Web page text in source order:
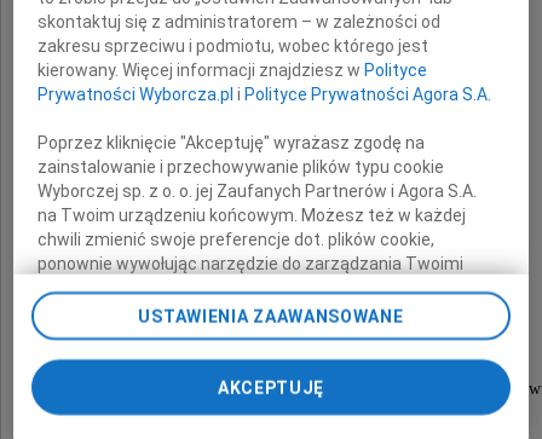
Panu
Tomaszowi Michalakowi
i Córce
Klaudii Michalak
z powodu śmierci Żony i Matki
Iwony Michalak
Odszedł wspaniały sędzia, dobry i szlachetny
skontaktuj się z administratorem – w zależności od
zakresu sprzeciwu i podmiotu, wobec którego jest
kierowany. Więcej informacji znajdziesz w Polityce
Prywatności Wyborcza.pl i Polityce Prywatności Agora S.A.
Poprzez kliknięcie "Akceptuję" wyrażasz zgodę na
zainstalowanie i przechowywanie plików typu cookie
Wyborczej sp. z o. o. jej Zaufanych Partnerów i Agora S.A.
na Twoim urządzeniu końcowym. Możesz też w każdej
chwili zmienić swoje preferencje dot. plików cookie,
ponownie wywołując narzędzie do zarządzania Twoimi
preferencjami dot. przetwarzania danych poprzez
odnośnik „Ustawienia prywatności” w stopce serwisu i
przechodząc do sekcji „Ustawienia zaawansowane”.
Zmiana ustawień plików cookie możliwa jest także za
pomocą ustawień przeglądarki.
USTAWIENIA ZAAWANSOWANE
AKCEPTUJĘ